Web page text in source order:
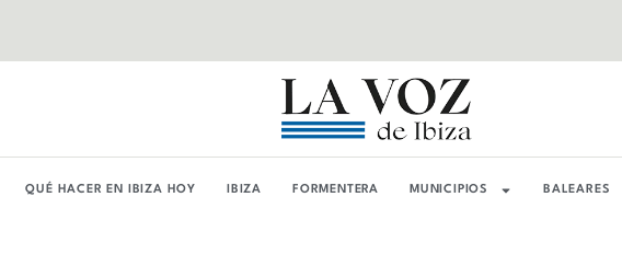
QUÉ HACER EN IBIZA HOY IBIZA FORMENTERA MUNICIPIOS BALEARES